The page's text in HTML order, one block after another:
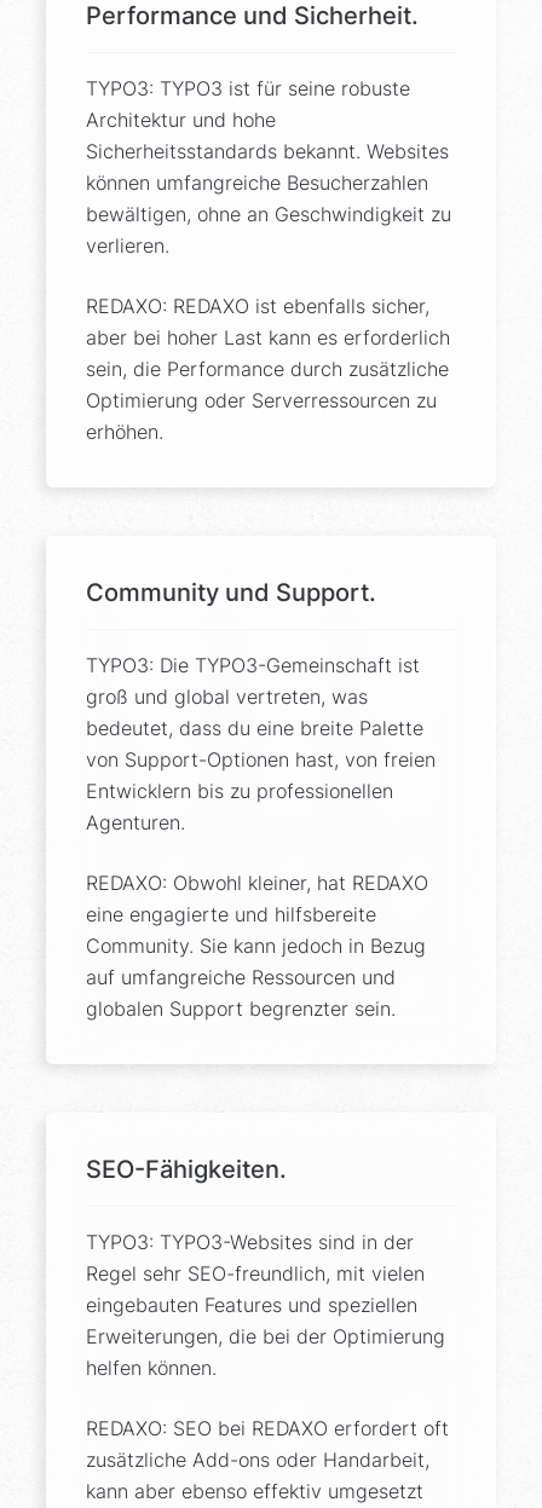
Performance und Sicherheit.
TYPO3: TYPO3 ist für seine robuste
Architektur und hohe
Sicherheitsstandards bekannt. Websites
können umfangreiche Besucherzahlen
bewältigen, ohne an Geschwindigkeit zu
verlieren.
REDAXO: REDAXO ist ebenfalls sicher,
aber bei hoher Last kann es erforderlich
sein, die Performance durch zusätzliche
Optimierung oder Serverressourcen zu
erhöhen.
Community und Support.
TYPO3: Die TYPO3-Gemeinschaft ist
groß und global vertreten, was
bedeutet, dass du eine breite Palette
von Support-Optionen hast, von freien
Entwicklern bis zu professionellen
Agenturen.
REDAXO: Obwohl kleiner, hat REDAXO
eine engagierte und hilfsbereite
Community. Sie kann jedoch in Bezug
auf umfangreiche Ressourcen und
globalen Support begrenzter sein.
SEO-Fähigkeiten.
TYPO3: TYPO3-Websites sind in der
Regel sehr SEO-freundlich, mit vielen
eingebauten Features und speziellen
Erweiterungen, die bei der Optimierung
helfen können.
REDAXO: SEO bei REDAXO erfordert oft
zusätzliche Add-ons oder Handarbeit,
kann aber ebenso effektiv umgesetzt